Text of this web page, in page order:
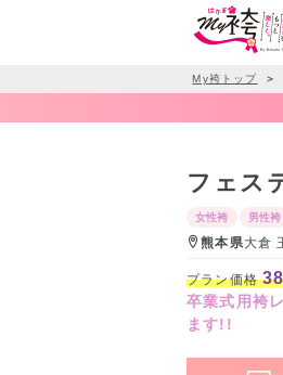
My袴トップ ＞
フェス
女性袴 男性袴
熊本県大倉
プラン価格
卒業式用袴
ます!!